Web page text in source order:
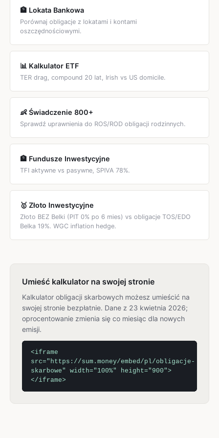
🏦 Lokata Bankowa
Porównaj obligacje z lokatami i kontami
oszczędnościowymi.
📊 Kalkulator ETF
TER drag, compound 20 lat, Irish vs US domicile.
👶 Świadczenie 800+
Sprawdź uprawnienia do ROS/ROD obligacji rodzinnych.
🏦 Fundusze Inwestycyjne
TFI aktywne vs pasywne, SPIVA 78%.
🥇 Złoto Inwestycyjne
Złoto BEZ Belki (PIT 0% po 6 mies) vs obligacje TOS/EDO
Belka 19%. WGC inflation hedge.
Umieść kalkulator na swojej stronie
Kalkulator obligacji skarbowych możesz umieścić na
swojej stronie bezpłatnie. Dane z 23 kwietnia 2026;
oprocentowanie zmienia się co miesiąc dla nowych
emisji.
<iframe
src="https://sum.money/embed/pl/obligacje-
skarbowe" width="100%" height="900">
</iframe>